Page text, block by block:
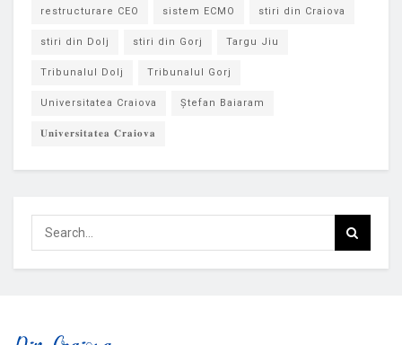
restructurare CEO sistem ECMO stiri din Craiova
stiri din Dolj stiri din Gorj Targu Jiu
Tribunalul Dolj Tribunalul Gorj
Universitatea Craiova Ștefan Baiaram
𝐔𝐧𝐢𝐯𝐞𝐫𝐬𝐢𝐭𝐚𝐭𝐞𝐚 𝐂𝐫𝐚𝐢𝐨𝐯𝐚